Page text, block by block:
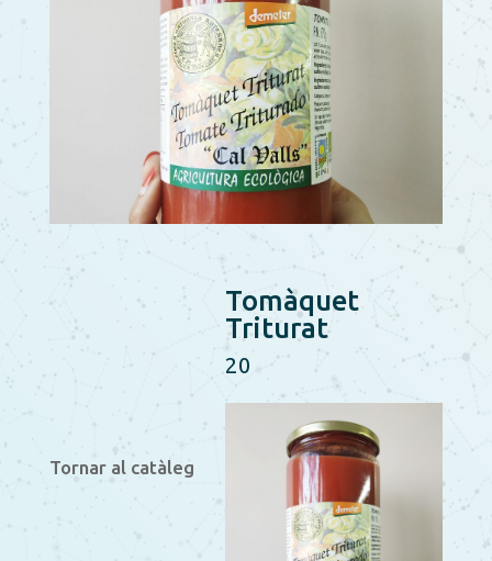
Tomàquet
Triturat
20
Tornar al catàleg